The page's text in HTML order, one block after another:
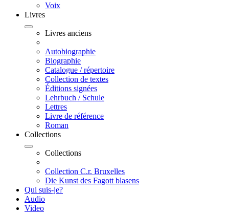
Voix
Livres
Livres anciens
Autobiographie
Biographie
Catalogue / répertoire
Collection de textes
Éditions signées
Lehrbuch / Schule
Lettres
Livre de référence
Roman
Collections
Collections
Collection C.r. Bruxelles
Die Kunst des Fagott blasens
Qui suis-je?
Audio
Video